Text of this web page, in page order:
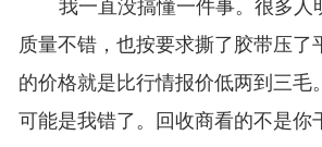
我一直没搞懂一件事。很多人
质量不错，也按要求撕了胶带压了
的价格就是比行情报价低两到三毛
可能是我错了。回收商看的不是你